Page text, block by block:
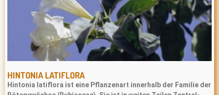
HINTONIA LATIFLORA
Hintonia latiflora ist eine Pflanzenart innerhalb der Familie der